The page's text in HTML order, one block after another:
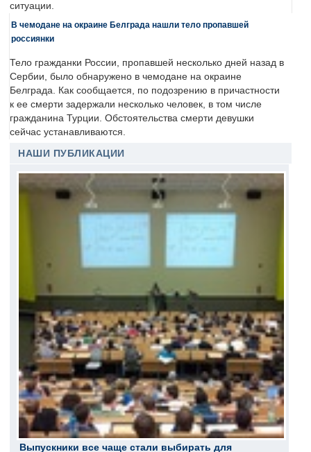
ситуации.
В чемодане на окраине Белграда нашли тело пропавшей
россиянки
Тело гражданки России, пропавшей несколько дней назад в
Сербии, было обнаружено в чемодане на окраине
Белграда. Как сообщается, по подозрению в причастности
к ее смерти задержали несколько человек, в том числе
гражданина Турции. Обстоятельства смерти девушки
сейчас устанавливаются.
НАШИ ПУБЛИКАЦИИ
Выпускники все чаще стали выбирать для